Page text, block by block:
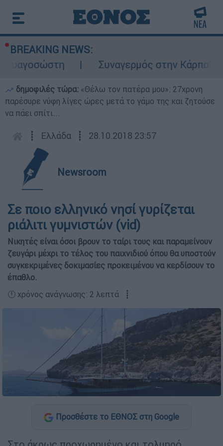
BREAKING NEWS:
Συναγερμός στην Κάρπαθο:
δημοφιλές τώρα: «Θέλω τον πατέρα μου»: 27χρονη
παρέσυρε νύφη λίγες ώρες μετά το γάμο της και ζητούσε
να πάει σπίτι...
┋ Ελλάδα ┋ 28.10.2018 23:57
Newsroom
Σε ποιο ελληνικό νησί γυρίζεται
ριάλιτι γυμνιστών (vid)
Νικητές είναι όσοι βρουν το ταίρι τους και παραμείνουν
ζευγάρι μέχρι το τέλος του παιχνιδιού όπου θα υποστούν
συγκεκριμένες δοκιμασίες προκειμένου να κερδίσουν το
έπαθλο.
🕛 χρόνος ανάγνωσης: 2 λεπτά ┋
Προσθέστε το ΕΘΝΟΣ στη Google